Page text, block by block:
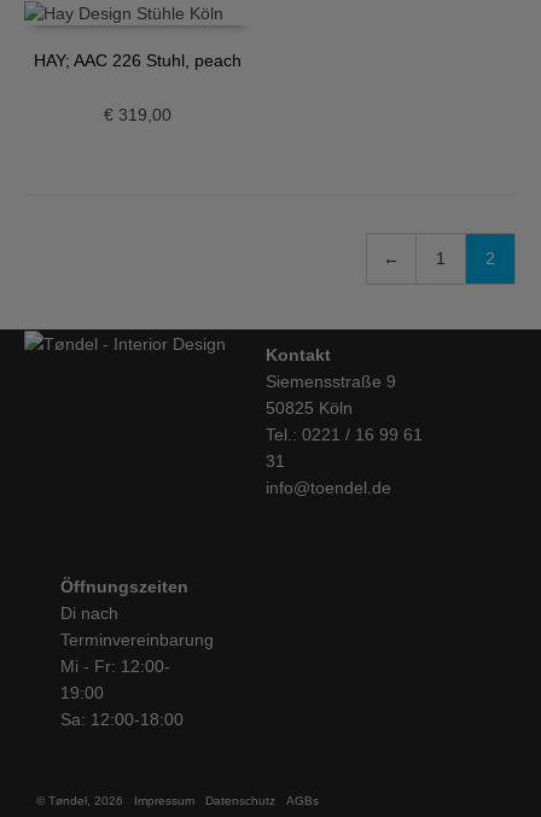
HAY; AAC 226 Stuhl, peach
€319,00
← 1 2
Kontakt
Siemensstraße 9
50825 Köln
Tel.: 0221 / 16 99 61
31
info@toendel.de
Öffnungszeiten
Di nach
Terminvereinbarung
Mi - Fr: 12:00-
19:00
Sa: 12:00-18:00
© Tøndel, 2026 Impressum Datenschutz AGBs